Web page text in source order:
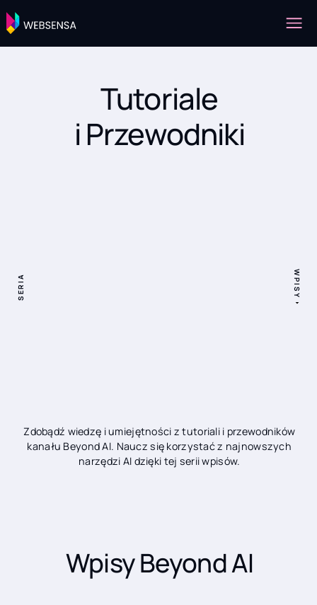
Tutoriale
i Przewodniki
SERIA WPISY
Zdobądź wiedzę i umiejętności z tutoriali i przewodników
kanału Beyond AI. Naucz się korzystać z najnowszych
narzędzi AI dzięki tej serii wpisów.
Wpisy Beyond AI